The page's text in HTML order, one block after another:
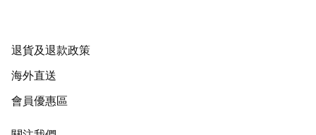
退貨及退款政策
海外直送
會員優惠區